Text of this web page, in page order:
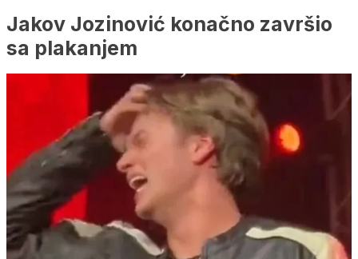
Jakov Jozinović konačno završio
sa plakanjem